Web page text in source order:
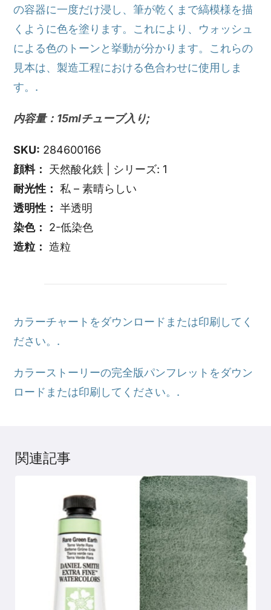
の容器に一度だけ浸し、筆が乾くまで縞模様を描
くように色を塗ります。これにより、ウォッシュ
による色のトーンと挙動が分かります。これらの
見本は、製造工程における色合わせに使用しま
す。.
内容量：15mlチューブ入り;
SKU: 284600166
顔料：
天然酸化鉄 | シリーズ: 1
耐光性： 私 – 素晴らしい
透明性： 半透明
染色：
2-低染色
造粒： 造粒
カラーチャートをダウンロードまたは印刷してく
ださい。.
カラーストーリーの完全版パンフレットをダウン
ロードまたは印刷してください。.
関連記事